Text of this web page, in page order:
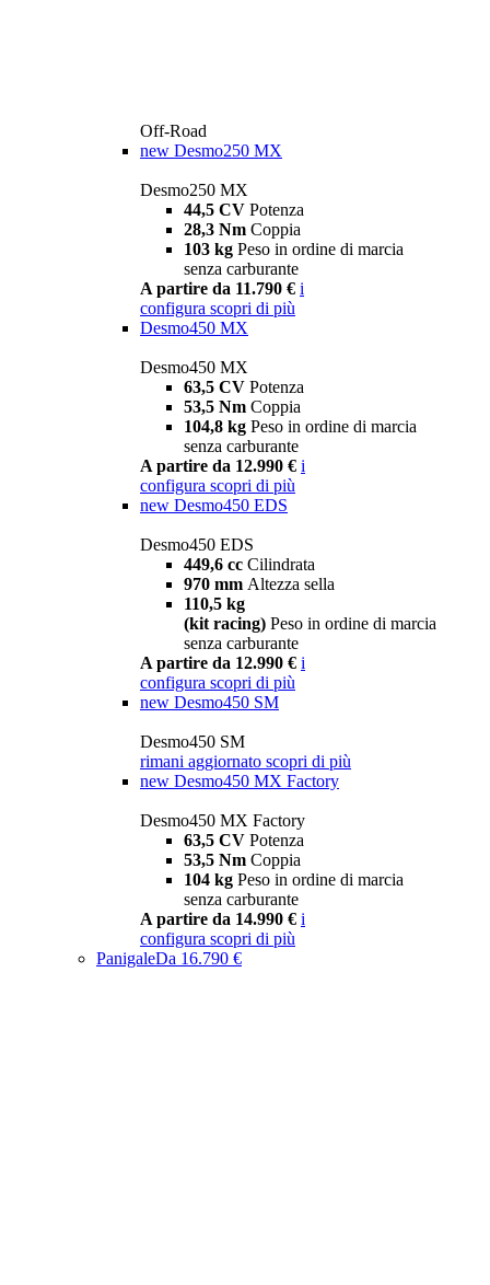
Off-Road
new Desmo250 MX
Desmo250 MX
44,5 CV Potenza
28,3 Nm Coppia
103 kg Peso in ordine di marcia
senza carburante
A partire da 11.790 € i
configura scopri di più
Desmo450 MX
Desmo450 MX
63,5 CV Potenza
53,5 Nm Coppia
104,8 kg Peso in ordine di marcia
senza carburante
A partire da 12.990 € i
configura scopri di più
new Desmo450 EDS
Desmo450 EDS
449,6 cc Cilindrata
970 mm Altezza sella
110,5 kg
(kit racing) Peso in ordine di marcia
senza carburante
A partire da 12.990 € i
configura scopri di più
new Desmo450 SM
Desmo450 SM
rimani aggiornato scopri di più
new Desmo450 MX Factory
Desmo450 MX Factory
63,5 CV Potenza
53,5 Nm Coppia
104 kg Peso in ordine di marcia
senza carburante
A partire da 14.990 € i
configura scopri di più
PanigaleDa 16.790 €